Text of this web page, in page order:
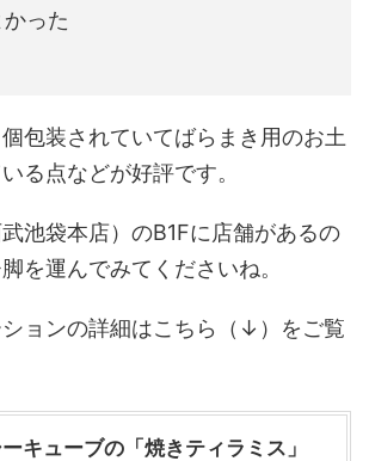
った
包装されていてばらまき用のお土
る点などが好評です。
池袋本店）のB1Fに店舗があるの
を運んでみてくださいね。
ョンの詳細はこちら（↓）をご覧
キューブの「焼きティラミス」